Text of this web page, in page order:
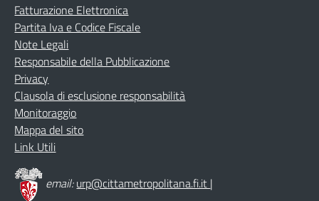
Fatturazione Elettronica
Partita Iva e Codice Fiscale
Note Legali
Responsabile della Pubblicazione
Privacy
Clausola di esclusione responsabilità
Monitoraggio
Mappa del sito
Link Utili
email:urp@cittametropolitana.fi.it |